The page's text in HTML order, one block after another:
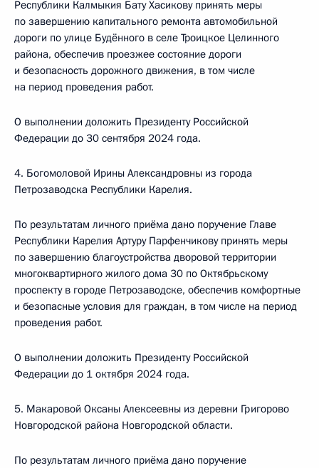
Республики Калмыкия Бату Хасикову принять меры
по завершению капитального ремонта автомобильной
дороги по улице Будённого в селе Троицкое Целинного
района, обеспечив проезжее состояние дороги
и безопасность дорожного движения, в том числе
на период проведения работ.
О выполнении доложить Президенту Российской
Федерации до 30 сентября 2024 года.
4. Богомоловой Ирины Александровны из города
Петрозаводска Республики Карелия.
По результатам личного приёма дано поручение Главе
Республики Карелия Артуру Парфенчикову принять меры
по завершению благоустройства дворовой территории
многоквартирного жилого дома 30 по Октябрьскому
проспекту в городе Петрозаводске, обеспечив комфортные
и безопасные условия для граждан, в том числе на период
проведения работ.
О выполнении доложить Президенту Российской
Федерации до 1 октября 2024 года.
5. Макаровой Оксаны Алексеевны из деревни Григорово
Новгородской района Новгородской области.
По результатам личного приёма дано поручение